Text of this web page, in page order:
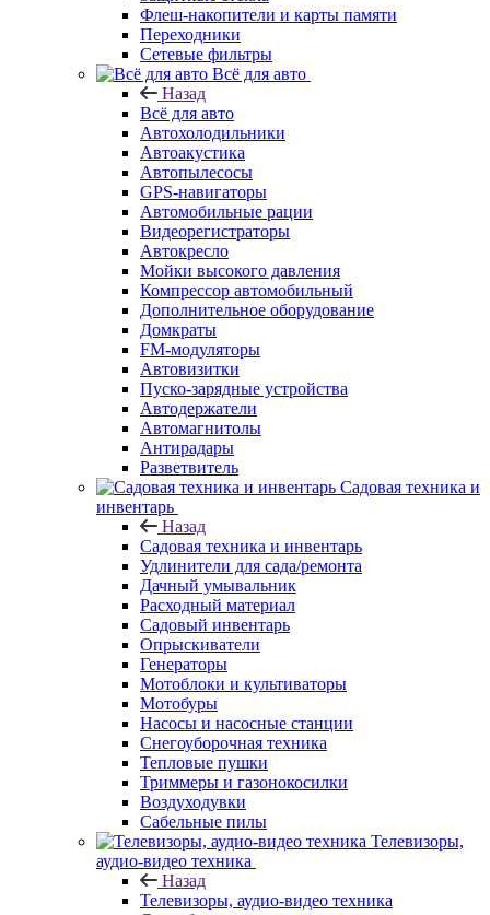
Флеш-накопители и карты памяти
Переходники
Сетевые фильтры
Всё для авто
Назад
Всё для авто
Автохолодильники
Автоакустика
Автопылесосы
GPS-навигаторы
Автомобильные рации
Видеорегистраторы
Автокресло
Мойки высокого давления
Компрессор автомобильный
Дополнительное оборудование
Домкраты
FM-модуляторы
Автовизитки
Пуско-зарядные устройства
Автодержатели
Автомагнитолы
Антирадары
Разветвитель
Садовая техника и
инвентарь
Назад
Садовая техника и инвентарь
Удлинители для сада/ремонта
Дачный умывальник
Расходный материал
Садовый инвентарь
Опрыскиватели
Генераторы
Мотоблоки и культиваторы
Мотобуры
Насосы и насосные станции
Снегоуборочная техника
Тепловые пушки
Триммеры и газонокосилки
Воздуходувки
Сабельные пилы
Телевизоры,
аудио-видео техника
Назад
Телевизоры, аудио-видео техника